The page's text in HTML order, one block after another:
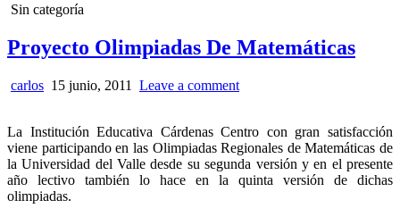
Posted
Sin categoría
Proyecto Olimpiadas De Matemáticas
carlos 15 junio, 2011 Leave a comment
La Institución Educativa Cárdenas Centro con gran satisfacción
viene participando en las Olimpiadas Regionales de Matemáticas de
la Universidad del Valle desde su segunda versión y en el presente
año lectivo también lo hace en la quinta versión de dichas
olimpiadas.